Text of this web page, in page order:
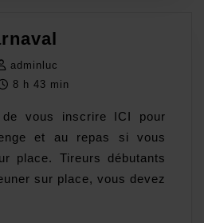
adminluc
8 h 43 min
vous inscrire ICI pour
et au repas si vous
place. Tireurs débutants
sur place, vous devez